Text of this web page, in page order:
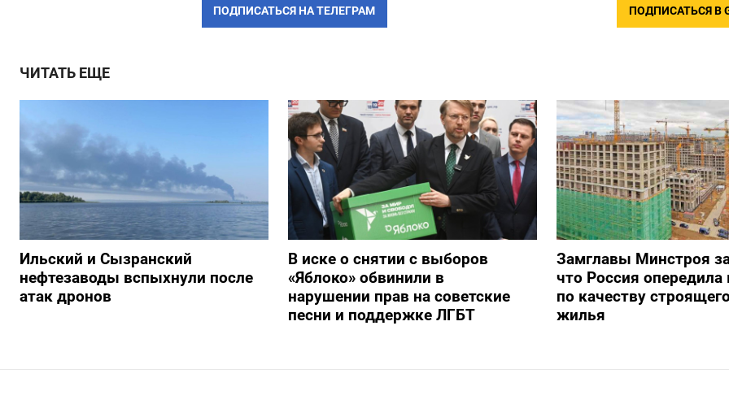
ПОДПИСАТЬСЯ НА ТЕЛЕГРАМ ПОДПИСАТЬСЯ В
ЧИТАТЬ ЕЩЕ
Ильский и Сызранский
нефтезаводы вспыхнули после
атак дронов
В иске о снятии с выборов
«Яблоко» обвинили в
нарушении прав на советские
песни и поддержке ЛГБТ
Замглавы Минстроя
что Россия опередила
по качеству
жилья